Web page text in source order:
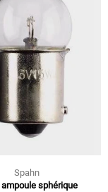
Spahn
sphérique